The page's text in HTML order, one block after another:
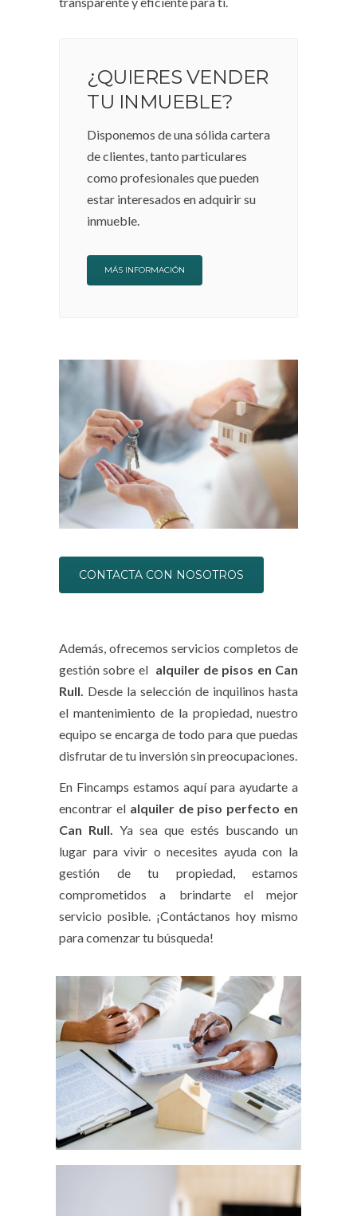
¿QUIERES VENDER
TU INMUEBLE?
Disponemos de una sólida cartera
de clientes, tanto particulares
como profesionales que pueden
estar interesados en adquirir su
inmueble.
MÁS INFORMACIÓN
CONTACTA CON NOSOTROS
Además, ofrecemos servicios completos de
gestión sobre el alquiler de pisos en Can
Rull. Desde la selección de inquilinos hasta
el mantenimiento de la propiedad, nuestro
equipo se encarga de todo para que puedas
disfrutar de tu inversión sin preocupaciones.
En Fincamps estamos aquí para ayudarte a
encontrar el alquiler de piso perfecto en
Can Rull. Ya sea que estés buscando un
lugar para vivir o necesites ayuda con la
gestión de tu propiedad, estamos
comprometidos a brindarte el mejor
servicio posible. ¡Contáctanos hoy mismo
para comenzar tu búsqueda!